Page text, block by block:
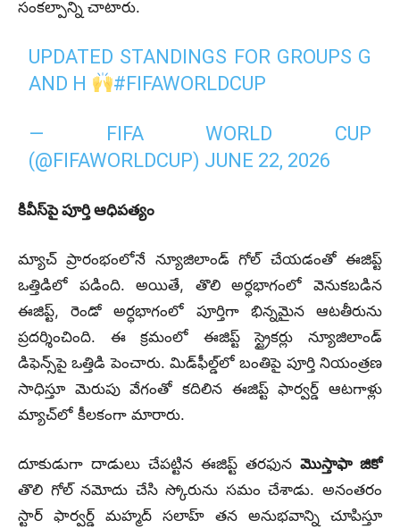
సంకల్పాన్ని చాటారు.
UPDATED STANDINGS FOR GROUPS G
AND H
#FIFAWORLDCUP
— FIFA WORLD CUP
(@FIFAWORLDCUP) JUNE 22, 2026
కివీస్‌పై పూర్తి ఆధిపత్యం
మ్యాచ్ ప్రారంభంలోనే న్యూజిలాండ్ గోల్ చేయడంతో ఈజిప్ట్
ఒత్తిడిలో పడింది. అయితే, తొలి అర్ధభాగంలో వెనుకబడిన
ఈజిప్ట్, రెండో అర్ధభాగంలో పూర్తిగా భిన్నమైన ఆటతీరును
ప్రదర్శించింది. ఈ క్రమంలో ఈజిప్ట్ స్ట్రైకర్లు న్యూజిలాండ్
డిఫెన్స్‌పై ఒత్తిడి పెంచారు. మిడ్‌ఫీల్డ్‌లో బంతిపై పూర్తి నియంత్రణ
సాధిస్తూ మెరుపు వేగంతో కదిలిన ఈజిప్ట్ ఫార్వర్డ్ ఆటగాళ్లు
మ్యాచ్‌లో కీలకంగా మారారు.
దూకుడుగా దాడులు చేపట్టిన ఈజిప్ట్ తరఫున మొస్తాఫా జికో
తొలి గోల్ నమోదు చేసి స్కోరును సమం చేశాడు. అనంతరం
స్టార్ ఫార్వర్డ్ మహ్మద్ సలాహ్ తన అనుభవాన్ని చూపిస్తూ